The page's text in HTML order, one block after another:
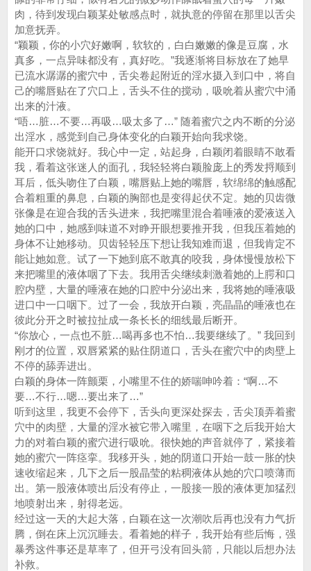
肉，待到发现白颖某处敏感点时，就执意的停留在那里以舌尖
加意抚弄。
“颖颖，你的小穴好嫩啊，软软的，白白嫩嫩的像是豆腐，水
真多，一点异味都没有，真好吃。”我逐渐将目标放在了她早
已流水潺潺的蜜穴中，舌尖卷起附近的淫水摄入到口中，将自
己的嘴唇贴在了穴口上，舌头不住的搅动，吸吮着从蜜穴中涌
出来的汁液。
“唔…脏…不要…再吸…吸太多了…” 随着蜜穴之内不断的分泌
出淫水，感觉到自己身体变化的白颖开始向我求饶。
能开口求饶就好。我心中一定，站起身，白颖闭着眼睛不敢看
我，看着这张迷人的面孔，我轻轻将白颖脸庞上的秀发捋顺到
耳后，低头吻住了白颖，嘴唇贴上她的嘴唇，软绵绵的触感配
合着粗重的鼻息，白颖的胸部也是变得起伏不定。她的贝齿微
张像是在迎合我的舌头进来，我把嘴里混合着唾液的爱液送入
她的口中，她感到味道不对睁开眼想要推开我，但我压着她的
身体不让她移动。贝齿轻轻压下想让我知难而退，但我肯定不
能让她如意。试了一下她到底不敢真的咬我，身体慢慢放松下
来把嘴里的液体咽了下去。我用舌尖继续刺激着她的上腭和口
腔内壁，大量的唾液在她的口腔中分泌出来，我将她的唾液吸
进口中一口咽下。过了一会，我放开白颖，亮晶晶的唾液也在
彼此分开之时被拉扯成一条长长的细线最后断开。
“你放心，一点也不脏…喝再多也不怕…我要继续了。” 我回到
刚才的位置，双唇紧紧的贴住阴道口，舌头在蜜穴中的肉壁上
不停的舔弄进出。
白颖的身体一阵颤栗，小嘴里不住的娇喘呻吟着：“啊…不
要…不行…嗯…要出来了…”
听到这里，我更不会停下，舌头向更深处探去，舌尖顶弄着蜜
穴中的肉壁，大量的淫水被它带入嘴里，在咽下之后我开始大
力的对着白颖的蜜穴进行吸吮。很快她的声音就停了，紧接着
她的蜜穴一阵痉挛。我移开头，她的阴道口开始一鼓一胀的快
速收缩起来，几下之后一股晶莹的粘稠液体从她的穴口喷薄而
出。第一股液体喷出后没有停止，一股接一股的液体更加猛烈
地喷射出来，射得老远。
经过这一天的大起大落，白颖在这一次潮吹后再也没有力气折
腾，倒在床上沉沉睡去。看着她的样子，我开始有些后悔，强
暴秀这件事还是草率了，但开弓没有回头箭，只能以后想办法
补救。